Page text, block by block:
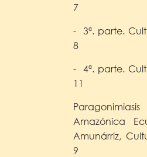
7
- 3ª. parte.
8
- 4ª. parte.
11
Amazónica
Amunárriz,
9